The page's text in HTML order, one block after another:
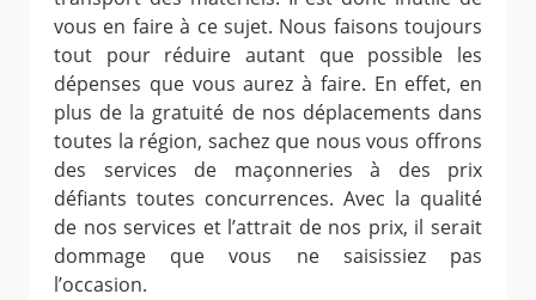
vous en faire à ce sujet. Nous faisons toujours
tout pour réduire autant que possible les
dépenses que vous aurez à faire. En effet, en
plus de la gratuité de nos déplacements dans
toutes la région, sachez que nous vous offrons
des services de maçonneries à des prix
défiants toutes concurrences. Avec la qualité
de nos services et l’attrait de nos prix, il serait
dommage que vous ne saisissiez pas
l’occasion.